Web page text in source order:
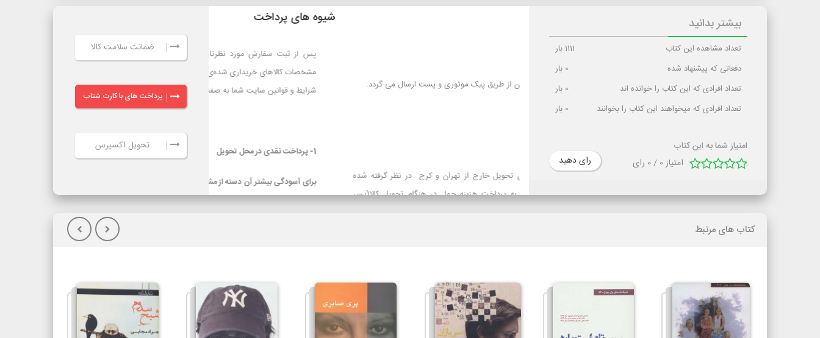
بیشتر بدانید
تعداد مشاهده این کتاب 1111بار
دفعاتی که پیشنهاد شده
0 بار
تعداد افرادی که این کتاب را خوانده اند
0 بار
تعداد افرادی که میخواهند این کتاب را بخوانند
0 بار
امتیاز شما به این کتاب
امتیاز0
/
0 رای رای دهید
1- سفارش ها در محدوده شهر تهران از طریق پیک موتوری و پست ارسال می گردد.
تیپاکس برای سفارش‌های با محل تحویل خارج از تهران و کرج در نظر گرفته شده
است و برای مشتریانی که تمایل به پرداخت هزینه حمل در هنگام تحویل کالا(پس
حمل به عهده مشتری خواهد بود.
سرویس‌دهی تیپاکس در بیش از 80 شهر که تک مسیره هستند به طور معمول 24
ساعته است. شهرهایی که دومسیره یا راه دور هستند، معمولاً 48 تا 72 ساعت انجام
| ضمانت سلامت کالا
| پرداخت های با کارت شتاب
| تحویل اکسپرس
کتاب های مرتبط